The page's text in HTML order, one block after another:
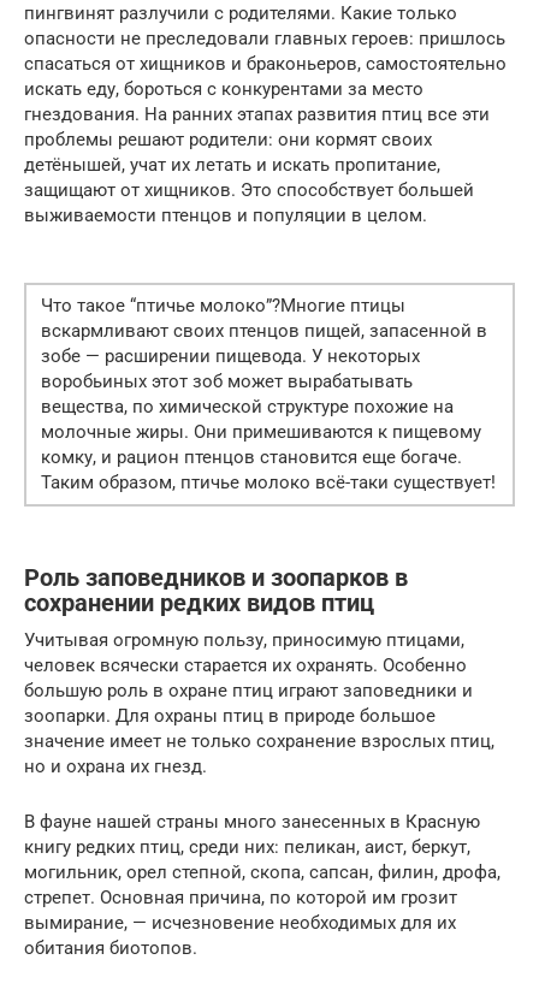
пингвинят разлучили с родителями. Какие только
опасности не преследовали главных героев: пришлось
спасаться от хищников и браконьеров, самостоятельно
искать еду, бороться с конкурентами за место
гнездования. На ранних этапах развития птиц все эти
проблемы решают родители: они кормят своих
детёнышей, учат их летать и искать пропитание,
защищают от хищников. Это способствует большей
выживаемости птенцов и популяции в целом.
Что такое “птичье молоко”?Многие птицы
вскармливают своих птенцов пищей, запасенной в
зобе — расширении пищевода. У некоторых
воробьиных этот зоб может вырабатывать
вещества, по химической структуре похожие на
молочные жиры. Они примешиваются к пищевому
комку, и рацион птенцов становится еще богаче.
Таким образом, птичье молоко всё-таки существует!
Роль заповедников и зоопарков в
сохранении редких видов птиц
Учитывая огромную пользу, приносимую птицами,
человек всячески старается их охранять. Особенно
большую роль в охране птиц играют заповедники и
зоопарки. Для охраны птиц в природе большое
значение имеет не только сохранение взрослых птиц,
но и охрана их гнезд.
В фауне нашей страны много занесенных в Красную
книгу редких птиц, среди них: пеликан, аист, беркут,
могильник, орел степной, скопа, сапсан, филин, дрофа,
стрепет. Основная причина, по которой им грозит
вымирание, — исчезновение необходимых для их
обитания биотопов.